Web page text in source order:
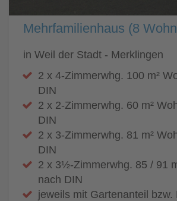
Mehrfamilienhaus (8
in Weil der Stadt - Merklingen
2 x 4-Zimmerwhg. 100 m²
DIN
2 x 2-Zimmerwhg. 60 m²
DIN
2 x 3-Zimmerwhg. 81 m²
DIN
2 x 3½-Zimmerwhg. 85 / 91
nach DIN
jeweils mit Gartenanteil bzw.